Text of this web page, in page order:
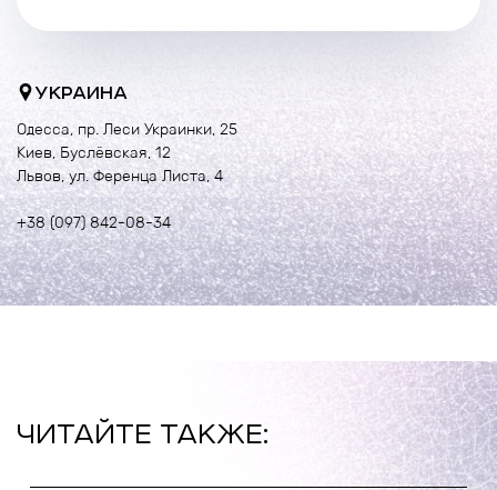
УКРАИНА
Одесса, пр. Леси Украинки, 25
Киев, Буслёвская, 12
Львов, ул. Ференца Листа, 4
+38 (097) 842-08-34
ЧИТАЙТЕ ТАКЖЕ: